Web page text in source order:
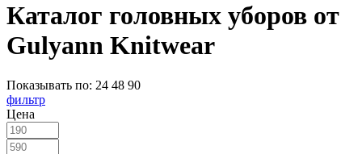
Каталог головных уборов от
Gulyann Knitwear
Показывать по: 24 48 90
фильтр
Цена